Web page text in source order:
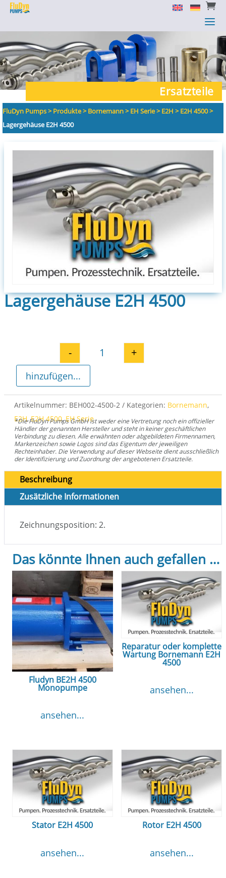

a

a
Ersatzteile
FluDyn Pumps>Produkte>Bornemann>EH Serie>E2H >E2H 4500>
Lagergehäuse E2H 4500
Lagergehäuse E2H 4500
Lagergehäuse E2H 4500 Menge
- +
hinzufügen...
Artikelnummer: BEH002-4500-2 Kategorien: Bornemann,
E2H,E2H 4500,EH Serie
*Die FluDyn Pumps GmbH ist weder eine Vertretung noch ein offizieller
Händler der genannten Hersteller und steht in keiner geschäftlichen
Verbindung zu diesen. Alle erwähnten oder abgebildeten Firmennamen,
Markenzeichen sowie Logos sind das Eigentum der jeweiligen
Rechteinhaber. Die Verwendung auf dieser Webseite dient ausschließlich
der Identifizierung und Zuordnung der angebotenen Ersatzteile.
Beschreibung
Zusätzliche Informationen
Zeichnungsposition: 2.
Das könnte Ihnen auch gefallen …
Fludyn BE2H 4500
Monopumpe
ansehen...
Reparatur oder komplette
Wartung Bornemann E2H
4500
ansehen...
Stator E2H 4500
ansehen...
Rotor E2H 4500
ansehen...